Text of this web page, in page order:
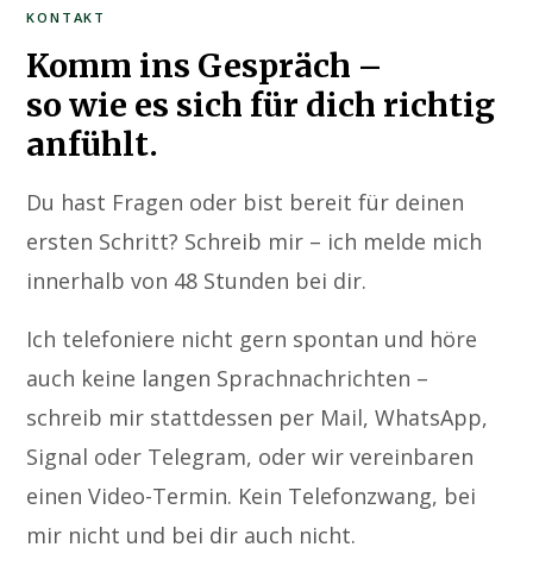
KONTAKT
Komm ins Gespräch –
so wie es sich für dich richtig
anfühlt.
Du hast Fragen oder bist bereit für deinen
ersten Schritt? Schreib mir – ich melde mich
innerhalb von 48 Stunden bei dir.
Ich telefoniere nicht gern spontan und höre
auch keine langen Sprachnachrichten –
schreib mir stattdessen per Mail, WhatsApp,
Signal oder Telegram, oder wir vereinbaren
einen Video-Termin. Kein Telefonzwang, bei
mir nicht und bei dir auch nicht.